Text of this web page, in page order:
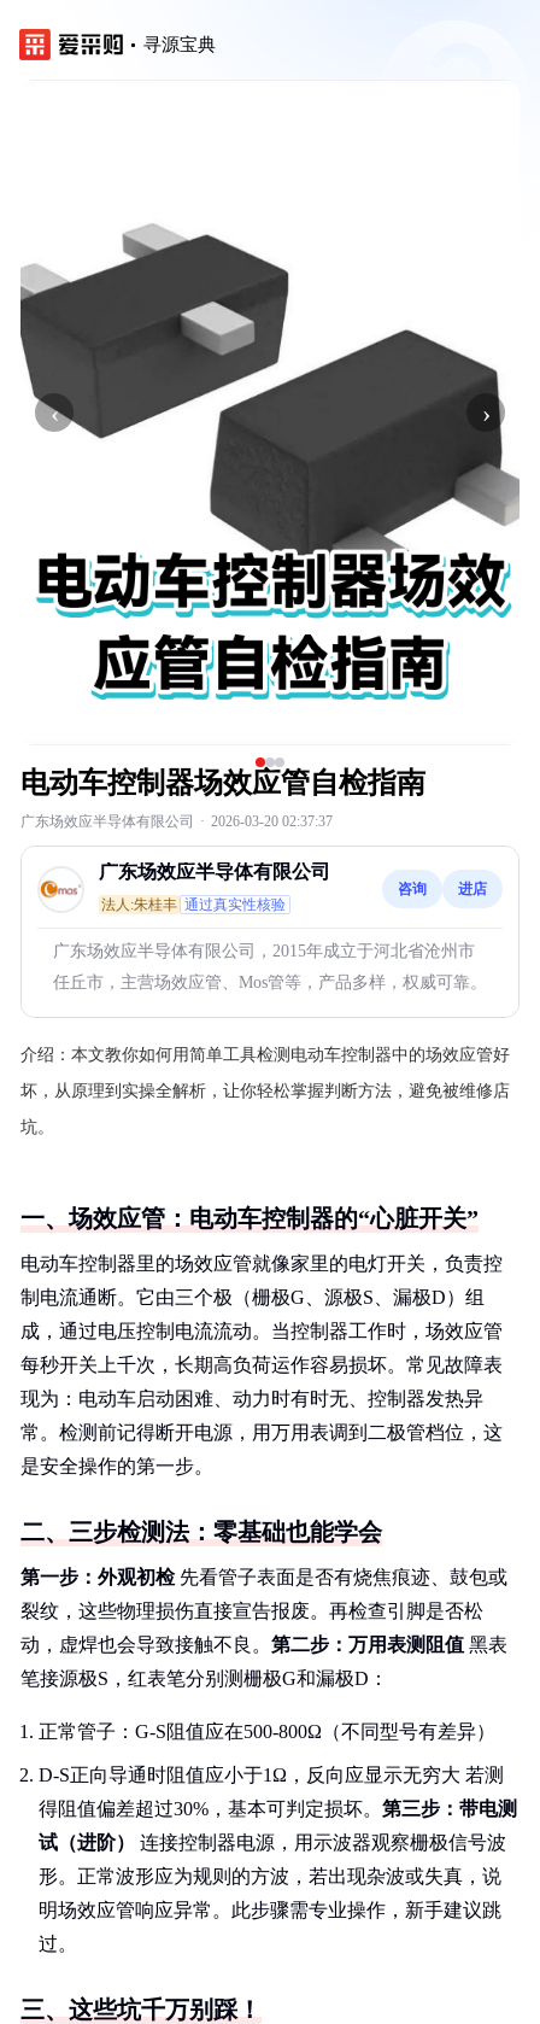
寻源宝典
‹ ›
电动车控制器场效应管自检指南
广东场效应半导体有限公司 · 2026-03-20 02:37:37
广东场效应半导体有限公司
法人:朱桂丰 通过真实性核验
咨询 进店
广东场效应半导体有限公司，2015年成立于河北省沧州市
任丘市，主营场效应管、Mos管等，产品多样，权威可靠。
介绍： 本文教你如何用简单工具检测电动车控制器中的场效应管好
坏，从原理到实操全解析，让你轻松掌握判断方法，避免被维修店
坑。
一、场效应管：电动车控制器的“心脏开关”
电动车控制器里的场效应管就像家里的电灯开关，负责控
制电流通断。它由三个极（栅极G、源极S、漏极D）组
成，通过电压控制电流流动。当控制器工作时，场效应管
每秒开关上千次，长期高负荷运作容易损坏。常见故障表
现为：电动车启动困难、动力时有时无、控制器发热异
常。检测前记得断开电源，用万用表调到二极管档位，这
是安全操作的第一步。
二、三步检测法：零基础也能学会
第一步：外观初检先看管子表面是否有烧焦痕迹、鼓包或
裂纹，这些物理损伤直接宣告报废。再检查引脚是否松
动，虚焊也会导致接触不良。 第二步：万用表测阻值 黑表
笔接源极S，红表笔分别测栅极G和漏极D：
正常管子：G-S阻值应在500-800Ω（不同型号有差异）
D-S正向导通时阻值应小于1Ω，反向应显示无穷大 若测
得阻值偏差超过30%，基本可判定损坏。 第三步：带电测
试（进阶）
连接控制器电源，用示波器观察栅极信号波
形。正常波形应为规则的方波，若出现杂波或失真，说
明场效应管响应异常。此步骤需专业操作，新手建议跳
过。
三、这些坑千万别踩！